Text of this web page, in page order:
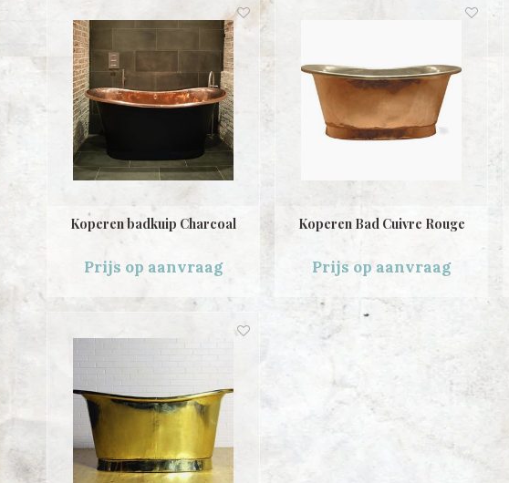
Koperen badkuip Charcoal
Prijs op aanvraag
Koperen Bad Cuivre Rouge
Prijs op aanvraag